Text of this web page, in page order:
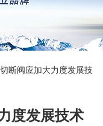
断阀应加大力度发展技
度发展技术